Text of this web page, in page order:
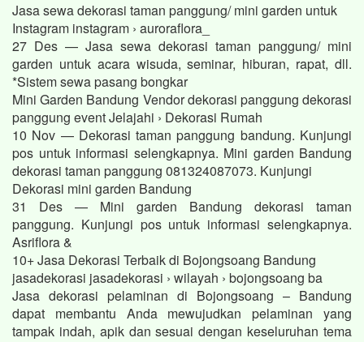
Jasa sewa dekorasi taman panggung/ mini garden untuk
Instagram instagram › auroraflora_
27 Des — Jasa sewa dekorasi taman panggung/ mini
garden untuk acara wisuda, seminar, hiburan, rapat, dll.
*Sistem sewa pasang bongkar
Mini Garden Bandung Vendor dekorasi panggung dekorasi
panggung event Jelajahi › Dekorasi Rumah
10 Nov — Dekorasi taman panggung bandung. Kunjungi
pos untuk informasi selengkapnya. Mini garden Bandung
dekorasi taman panggung 081324087073. Kunjungi
Dekorasi mini garden Bandung
31 Des — Mini garden Bandung dekorasi taman
panggung. Kunjungi pos untuk informasi selengkapnya.
Asriflora &
10+ Jasa Dekorasi Terbaik di Bojongsoang Bandung
jasadekorasi jasadekorasi › wilayah › bojongsoang ba
Jasa dekorasi pelaminan di Bojongsoang – Bandung
dapat membantu Anda mewujudkan pelaminan yang
tampak indah, apik dan sesuai dengan keseluruhan tema